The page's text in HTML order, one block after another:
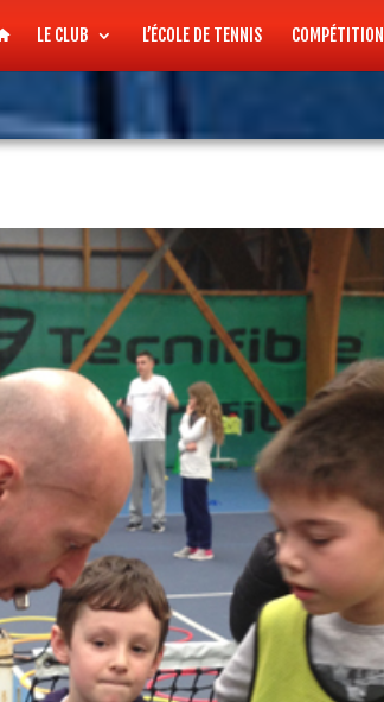
LE CLUB L’ÉCOLE DE TENNIS COMPÉTITION